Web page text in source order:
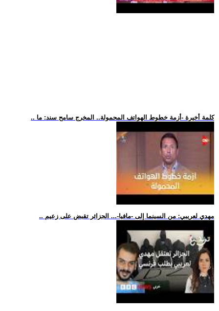
.. كلمة أخيرة -أزمة خطوط الهواتف المحمولة.. المخرج سامح سند: ما
.. مهدي لعريبي: من السينما إلى -مافيا-... الجزائر تقبض على زعيم